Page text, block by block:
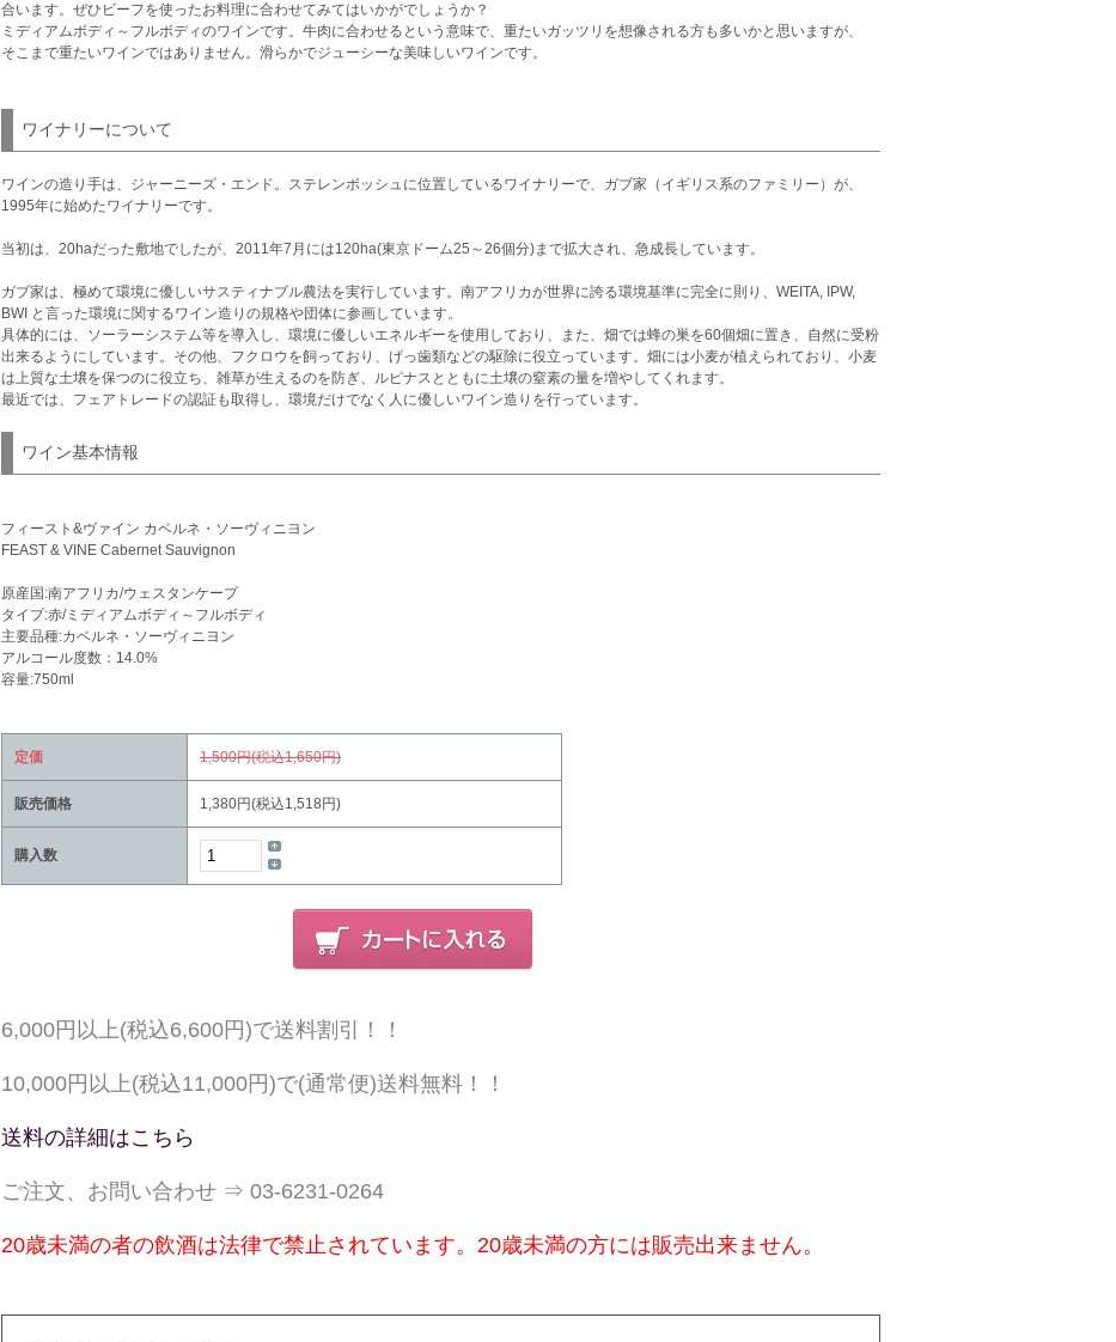
合います。ぜひビーフを使ったお料理に合わせてみてはいかがでしょうか？
ミディアムボディ～フルボディのワインです。牛肉に合わせるという意味で、重たいガッツリを想像される方も多いかと思いますが、
そこまで重たいワインではありません。滑らかでジューシーな美味しいワインです。
ワイナリーについて
ワインの造り手は、ジャーニーズ・エンド。ステレンボッシュに位置しているワイナリーで、ガブ家（イギリス系のファミリー）が、
1995年に始めたワイナリーです。
当初は、20haだった敷地でしたが、2011年7月には120ha(東京ドーム25～26個分)まで拡大され、急成長しています。
ガブ家は、極めて環境に優しいサスティナブル農法を実行しています。南アフリカが世界に誇る環境基準に完全に則り、WEITA, IPW,
BWI と言った環境に関するワイン造りの規格や団体に参画しています。
具体的には、ソーラーシステム等を導入し、環境に優しいエネルギーを使用しており、また、畑では蜂の巣を60個畑に置き、自然に受粉
出来るようにしています。その他、フクロウを飼っており、げっ歯類などの駆除に役立っています。畑には小麦が植えられており、小麦
は上質な土壌を保つのに役立ち、雑草が生えるのを防ぎ、ルピナスとともに土壌の窒素の量を増やしてくれます。
最近では、フェアトレードの認証も取得し、環境だけでなく人に優しいワイン造りを行っています。
ワイン基本情報
フィースト&ヴァイン カベルネ・ソーヴィニヨン
FEAST & VINE Cabernet Sauvignon
原産国:南アフリカ/ウェスタンケープ
タイプ:赤/ミディアムボディ～フルボディ
主要品種:カベルネ・ソーヴィニヨン
アルコール度数：14.0%
容量:750ml
定価 1,500円(税込1,650円)
販売価格 1,380円(税込1,518円)
購入数
6,000円以上(税込6,600円)で送料割引！！
10,000円以上(税込11,000円)で(通常便)送料無料！！
送料の詳細はこちら
ご注文、お問い合わせ ⇒ 03-6231-0264
20歳未満の者の飲酒は法律で禁止されています。20歳未満の方には販売出来ません。